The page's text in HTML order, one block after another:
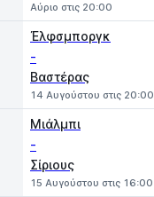
Αύριο στις 20:00
Έλφσμποργκ
-
Βαστέρας
14 Αυγούστου στις 20:00
Μιάλμπι
-
Σίριους
15 Αυγούστου στις 16:00